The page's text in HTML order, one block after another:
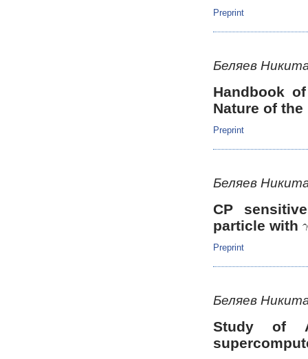
Preprint
Беляев
Handbook
Nature of
Preprint
Беляев
CP
particle with
Preprint
Беляев
Study of